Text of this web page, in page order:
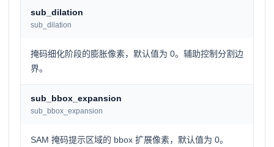
sub_dilation
sub_dilation
掩码细化阶段的膨胀像素，默认值为 0。辅助控制分割边
界。
sub_bbox_expansion
sub_bbox_expansion
SAM 掩码提示区域的 bbox 扩展像素，默认值为 0。